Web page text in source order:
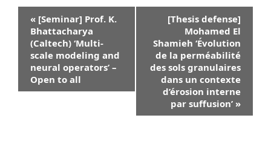
Navigation
« [Seminar] Prof. K.
Bhattacharya
(Caltech) ‘Multi-
scale modeling and
neural operators’ –
Open to all
[Thesis defense]
Mohamed El
Shamieh ‘Évolution
de la perméabilité
des sols granulaires
dans un contexte
d’érosion interne
par suffusion’ »